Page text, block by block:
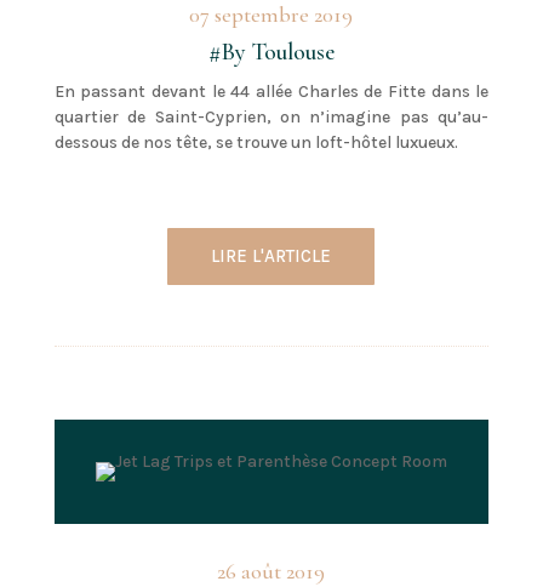
07 septembre 2019
#By Toulouse
En passant devant le 44 allée Charles de Fitte dans le
quartier de Saint-Cyprien, on n’imagine pas qu’au-
dessous de nos tête, se trouve un loft-hôtel luxueux.
LIRE L'ARTICLE
26 août 2019